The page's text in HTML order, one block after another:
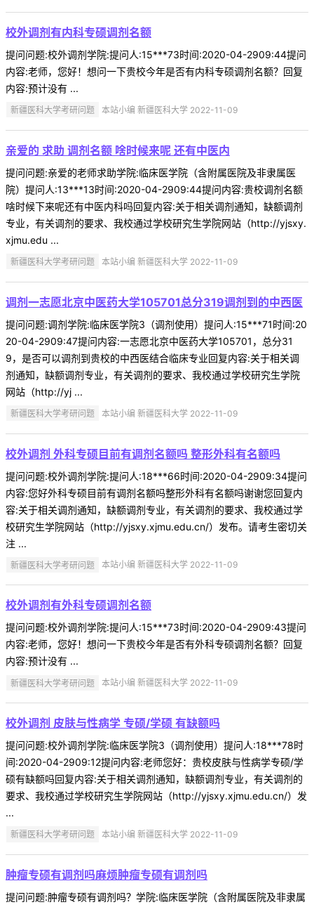
校外调剂有内科专硕调剂名额
提问问题:校外调剂学院:提问人:15***73时间:2020-04-2909:44提问
内容:老师，您好！想问一下贵校今年是否有内科专硕调剂名额？回复
内容:预计没有 ...
新疆医科大学考研问题 本站小编 新疆医科大学 2022-11-09
亲爱的 求助 调剂名额 啥时候来呢 还有中医内
提问问题:亲爱的老师求助学院:临床医学院（含附属医院及非隶属医
院）提问人:13***13时间:2020-04-2909:44提问内容:贵校调剂名额
啥时候下来呢还有中医内科吗回复内容:关于相关调剂通知，缺额调剂
专业，有关调剂的要求、我校通过学校研究生学院网站（http://yjsxy.
xjmu.edu ...
新疆医科大学考研问题 本站小编 新疆医科大学 2022-11-09
调剂一志愿北京中医药大学105701总分319调剂到的中西医
提问问题:调剂学院:临床医学院3（调剂使用）提问人:15***71时间:20
20-04-2909:47提问内容:一志愿北京中医药大学105701，总分31
9，是否可以调剂到贵校的中西医结合临床专业回复内容:关于相关调
剂通知，缺额调剂专业，有关调剂的要求、我校通过学校研究生学院
网站（http://yj ...
新疆医科大学考研问题 本站小编 新疆医科大学 2022-11-09
校外调剂 外科专硕目前有调剂名额吗 整形外科有名额吗
提问问题:校外调剂学院:提问人:18***66时间:2020-04-2909:34提问
内容:您好外科专硕目前有调剂名额吗整形外科有名额吗谢谢您回复内
容:关于相关调剂通知，缺额调剂专业，有关调剂的要求、我校通过学
校研究生学院网站（http://yjsxy.xjmu.edu.cn/）发布。请考生密切关
注 ...
新疆医科大学考研问题 本站小编 新疆医科大学 2022-11-09
校外调剂有外科专硕调剂名额
提问问题:校外调剂学院:提问人:15***73时间:2020-04-2909:43提问
内容:老师，您好！想问一下贵校今年是否有外科专硕调剂名额？回复
内容:预计没有 ...
新疆医科大学考研问题 本站小编 新疆医科大学 2022-11-09
校外调剂 皮肤与性病学 专硕/学硕 有缺额吗
提问问题:校外调剂学院:临床医学院3（调剂使用）提问人:18***78时
间:2020-04-2909:12提问内容:老师您好：贵校皮肤与性病学专硕/学
硕有缺额吗回复内容:关于相关调剂通知，缺额调剂专业，有关调剂的
要求、我校通过学校研究生学院网站（http://yjsxy.xjmu.edu.cn/）发
...
新疆医科大学考研问题 本站小编 新疆医科大学 2022-11-09
肿瘤专硕有调剂吗麻烦肿瘤专硕有调剂吗
提问问题:肿瘤专硕有调剂吗？学院:临床医学院（含附属医院及非隶属